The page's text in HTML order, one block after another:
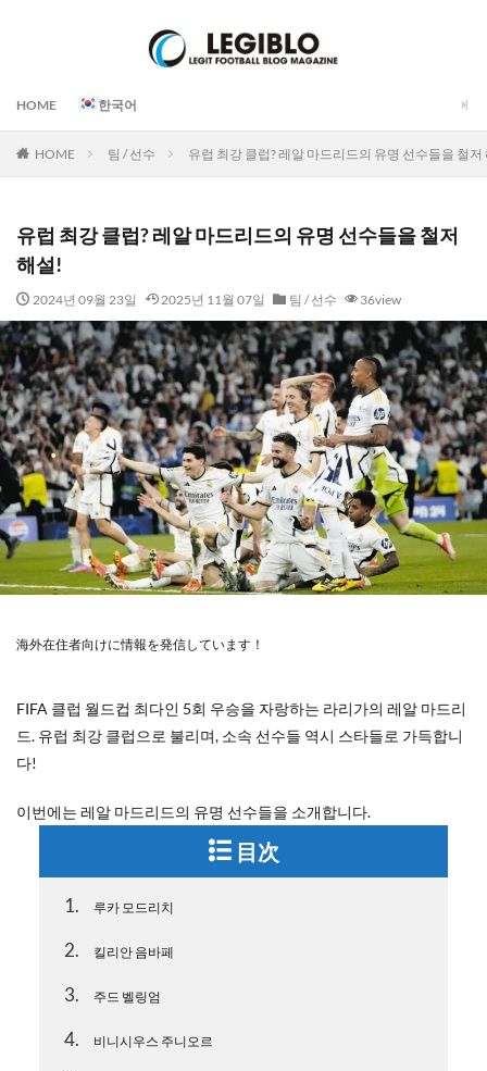
HOME 한국어
HOME 팀 / 선수 유럽 최강 클럽? 레알 마드리드의 유명 선수들을 철저
유럽 최강 클럽? 레알 마드리드의 유명 선수들을 철저
해설!
2024년 09월 23일 2025년 11월 07일 팀 / 선수 36view
海外在住者向けに情報を発信しています！
FIFA 클럽 월드컵 최다인 5회 우승을 자랑하는 라리가의 레알 마드리
드. 유럽 최강 클럽으로 불리며, 소속 선수들 역시 스타들로 가득합니
다!
이번에는 레알 마드리드의 유명 선수들을 소개합니다.
目次
1 루카 모드리치
2 킬리안 음바페
3 주드 벨링엄
4 비니시우스 주니오르